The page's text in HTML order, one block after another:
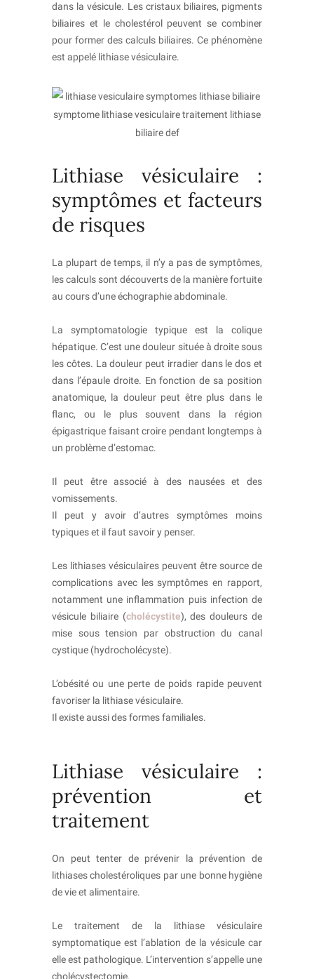
dans la vésicule. Les cristaux biliaires, pigments
biliaires et le cholestérol peuvent se combiner
pour former des calculs biliaires. Ce phénomène
est appelé lithiase vésiculaire.
Lithiase vésiculaire :
symptômes et facteurs
de risques
La plupart de temps, il n’y a pas de symptômes,
les calculs sont découverts de la manière fortuite
au cours d’une échographie abdominale.
La symptomatologie typique est la colique
hépatique. C’est une douleur située à droite sous
les côtes. La douleur peut irradier dans le dos et
dans l’épaule droite. En fonction de sa position
anatomique, la douleur peut être plus dans le
flanc, ou le plus souvent dans la région
épigastrique faisant croire pendant longtemps à
un problème d’estomac.
Il peut être associé à des nausées et des
vomissements.
Il peut y avoir d’autres symptômes moins
typiques et il faut savoir y penser.
Les lithiases vésiculaires peuvent être source de
complications avec les symptômes en rapport,
notamment une inflammation puis infection de
vésicule biliaire (cholécystite), des douleurs de
mise sous tension par obstruction du canal
cystique (hydrocholécyste).
L’obésité ou une perte de poids rapide peuvent
favoriser la lithiase vésiculaire.
Il existe aussi des formes familiales.
Lithiase vésiculaire :
prévention et
traitement
On peut tenter de prévenir la prévention de
lithiases cholestéroliques par une bonne hygiène
de vie et alimentaire.
Le traitement de la lithiase vésiculaire
symptomatique est l’ablation de la vésicule car
elle est pathologique. L’intervention s’appelle une
cholécystectomie.